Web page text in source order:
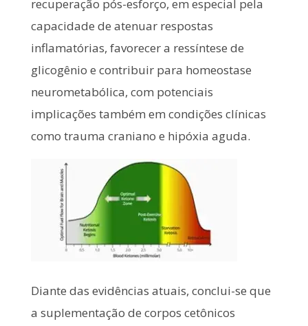
recuperação pós-esforço, em especial pela
capacidade de atenuar respostas
inflamatórias, favorecer a ressíntese de
glicogênio e contribuir para homeostase
neurometabólica, com potenciais
implicações também em condições clínicas
como trauma craniano e hipóxia aguda.
Diante das evidências atuais, conclui-se que
a suplementação de corpos cetônicos